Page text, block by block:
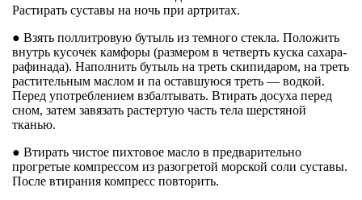
Растирать суставы на ночь при артритах.
● Взять поллитровую бутыль из темного стекла. Положить
внутрь кусочек камфоры (размером в четверть куска сахара-
рафинада). Наполнить бутыль на треть скипидаром, на треть
растительным маслом и па оставшуюся треть — водкой.
Перед употреблением взбалтывать. Втирать досуха перед
сном, затем завязать растертую часть тела шерстяной
тканью.
● Втирать чистое пихтовое масло в предварительно
прогретые компрессом из разогретой морской соли суставы.
После втирания компресс повторить.